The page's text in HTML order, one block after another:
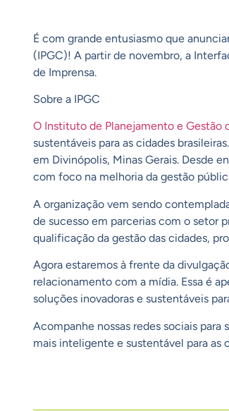
É com grande entusiasmo que
(IPGC)! A partir de novembro, a
de Imprensa.
Sobre a IPGC
O Instituto de Planejamento e Gestão
sustentáveis para as cidades
em Divinópolis, Minas Gerais. Desde
com foco na melhoria da gestão
A organização vem sendo
de sucesso em parcerias com o setor
qualificação da gestão das cidades,
Agora estaremos à frente da
relacionamento com a mídia. Essa é
soluções inovadoras e sustentáveis
Acompanhe nossas redes sociais
mais inteligente e sustentável para as